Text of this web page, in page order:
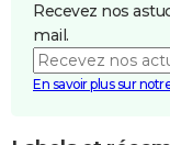
Recevez nos
mail.
En savoir plus sur